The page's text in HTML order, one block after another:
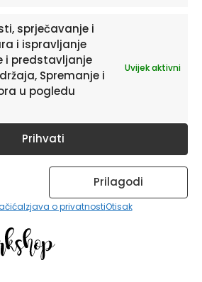
sprječavanje i
i ispravljanje
i predstavljanje
Spremanje i
u pogledu
Uvijek aktivni
Prihvati
Prilagodi
Izjava o privatnostiOtisak
naš Newsletter
i zanimljivosti o uređenju doma te
i pogodnostima?